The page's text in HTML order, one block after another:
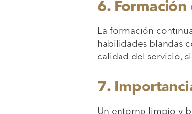
6. Formación
La formación
habilidades blandas
calidad del servicio,
7.
Un entorno limpio y